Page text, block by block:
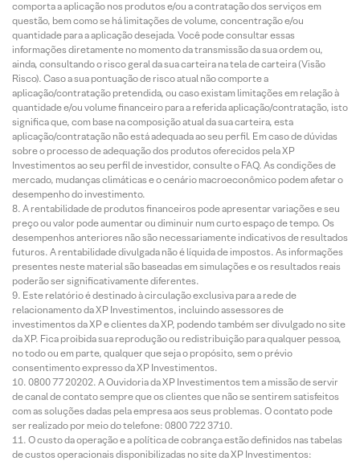
comporta a aplicação nos produtos e/ou a contratação dos serviços em
questão, bem como se há limitações de volume, concentração e/ou
quantidade para a aplicação desejada. Você pode consultar essas
informações diretamente no momento da transmissão da sua ordem ou,
ainda, consultando o risco geral da sua carteira na tela de carteira (Visão
Risco). Caso a sua pontuação de risco atual não comporte a
aplicação/contratação pretendida, ou caso existam limitações em relação à
quantidade e/ou volume financeiro para a referida aplicação/contratação, isto
significa que, com base na composição atual da sua carteira, esta
aplicação/contratação não está adequada ao seu perfil. Em caso de dúvidas
sobre o processo de adequação dos produtos oferecidos pela XP
Investimentos ao seu perfil de investidor, consulte o FAQ. As condições de
mercado, mudanças climáticas e o cenário macroeconômico podem afetar o
desempenho do investimento.
A rentabilidade de produtos financeiros pode apresentar variações e seu
preço ou valor pode aumentar ou diminuir num curto espaço de tempo. Os
desempenhos anteriores não são necessariamente indicativos de resultados
futuros. A rentabilidade divulgada não é líquida de impostos. As informações
presentes neste material são baseadas em simulações e os resultados reais
poderão ser significativamente diferentes.
Este relatório é destinado à circulação exclusiva para a rede de
relacionamento da XP Investimentos, incluindo assessores de
investimentos da XP e clientes da XP, podendo também ser divulgado no site
da XP. Fica proibida sua reprodução ou redistribuição para qualquer pessoa,
no todo ou em parte, qualquer que seja o propósito, sem o prévio
consentimento expresso da XP Investimentos.
0800 77 20202. A Ouvidoria da XP Investimentos tem a missão de servir
de canal de contato sempre que os clientes que não se sentirem satisfeitos
com as soluções dadas pela empresa aos seus problemas. O contato pode
ser realizado por meio do telefone: 0800 722 3710.
O custo da operação e a política de cobrança estão definidos nas tabelas
de custos operacionais disponibilizadas no site da XP Investimentos: